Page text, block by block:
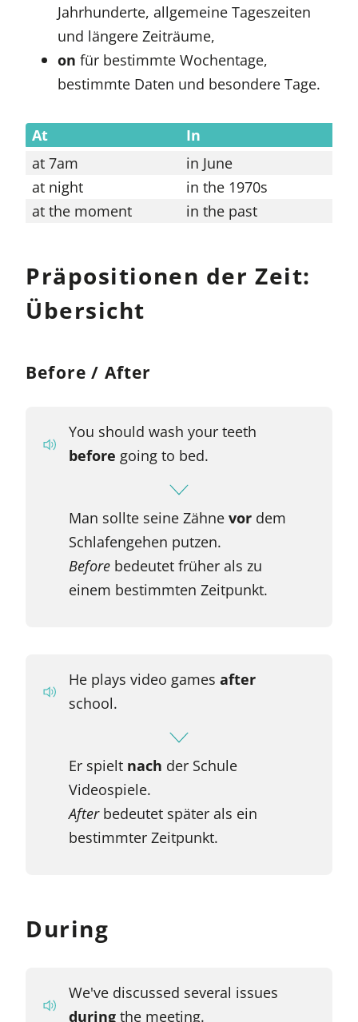
Jahrhunderte, allgemeine Tageszeiten
und längere Zeiträume,
on für bestimmte Wochentage,
bestimmte Daten und besondere Tage.
At In
at 7am
in June
at night
in the 1970s
at the moment
in the past
Präpositionen der Zeit:
Übersicht
Before / After
You should wash your teeth
before going to bed.
Man sollte seine Zähne vordem
Schlafengehen putzen.
Beforebedeutet früher als zu
einem bestimmten Zeitpunkt.
He plays video games after
school.
Er spielt nach der Schule
Videospiele.
Afterbedeutet später als ein
bestimmter Zeitpunkt.
During
We've discussed several issues
duringthe meeting.